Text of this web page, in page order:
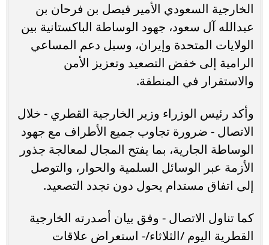
الخارجية السعودي الأمير فيصل بن فرحان بن
عبدالله آل سعود، جهود الوساطة الباكستانية بين
الولايات المتحدة وإيران، وسبل دعم المساعي
الرامية إلى خفض التصعيد وتعزيز الأمن
والاستقرار في المنطقة.
وأكد رئيس الوزراء وزير الخارجية القطري - خلال
الاتصال - ضرورة تجاوب جميع الأطراف مع جهود
الوساطة الجارية، بما يفتح المجال لمعالجة جذور
الأزمة عبر الوسائل السلمية والحوار، والتوصل
إلى اتفاق مستدام يحول دون تجدد التصعيد.
كما تناول الاتصال - وفق بيان أصدرته الخارجية
القطرية اليوم /الثلاثاء/- استعراض علاقات